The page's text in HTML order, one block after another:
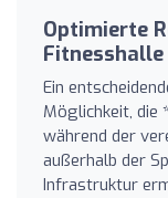
Optimierte
Fitnesshalle
Ein
Möglichkeit, die
während der
außerhalb der
Infrastruktur